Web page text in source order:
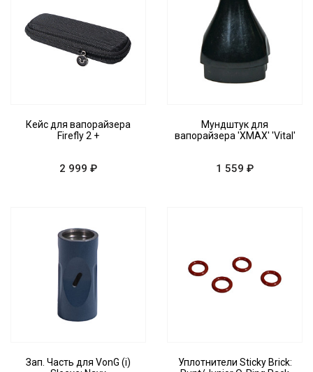
Кейс для вапорайзера
Firefly 2 +
2 999 ₽
Мундштук для
вапорайзера 'XMAX' 'Vital'
1 559 ₽
Зап. Часть для VonG (i)
Уплотнители Sticky Brick: